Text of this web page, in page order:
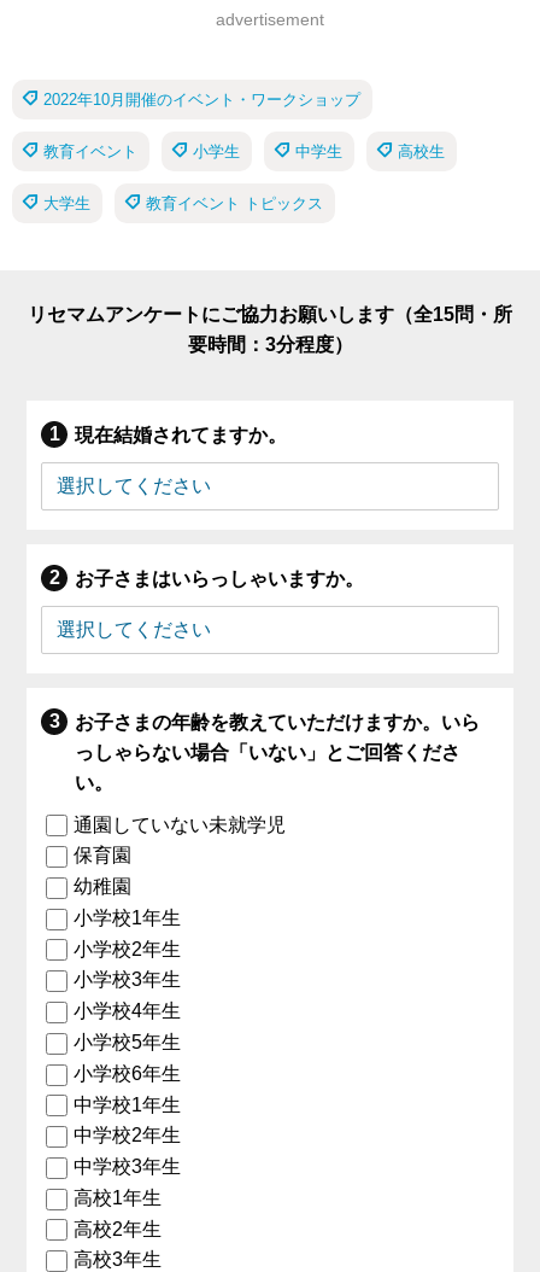
advertisement
2022年10月開催のイベント・ワークショップ
教育イベント 小学生 中学生 高校生
大学生 教育イベント トピックス
リセマムアンケートにご協力お願いします（全15問・所
要時間：3分程度）
現在結婚されてますか。
お子さまはいらっしゃいますか。
お子さまの年齢を教えていただけますか。いら
っしゃらない場合「いない」とご回答くださ
い。
通園していない未就学児
保育園
幼稚園
小学校1年生
小学校2年生
小学校3年生
小学校4年生
小学校5年生
小学校6年生
中学校1年生
中学校2年生
中学校3年生
高校1年生
高校2年生
高校3年生